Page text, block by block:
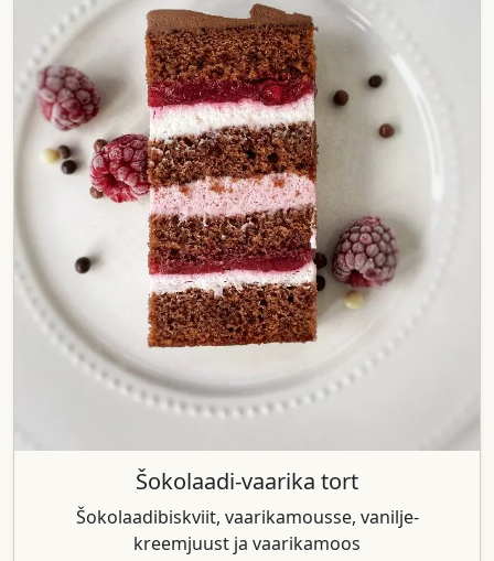
Šokolaadi-vaarika tort
Šokolaadibiskviit, vaarikamousse, vanilje-
kreemjuust ja vaarikamoos